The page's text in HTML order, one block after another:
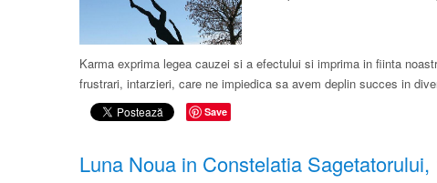
Karma exprima legea cauzei si a efectului si imprima in fiinta
frustrari, intarzieri, care ne impiedica sa avem deplin succes in
Save
Luna Noua in Constelatia